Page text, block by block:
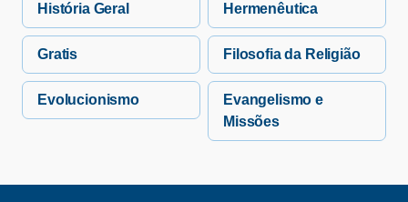
História Geral Hermenêutica
Gratis Filosofia da Religião
Evolucionismo
Evangelismo e
Missões